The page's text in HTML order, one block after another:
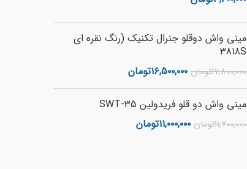
مینی واش دوقلو جنرال تکنیک (رنگ نقره ای
3818S
۱۷,۸۰۰,۰۰۰تومان ۱۶,۵۰۰,۰۰۰تومان
مینی واش دو قلو فریدولین SWT-35
۱۱,۷۰۰,۰۰۰تومان ۱۱,۰۰۰,۰۰۰تومان